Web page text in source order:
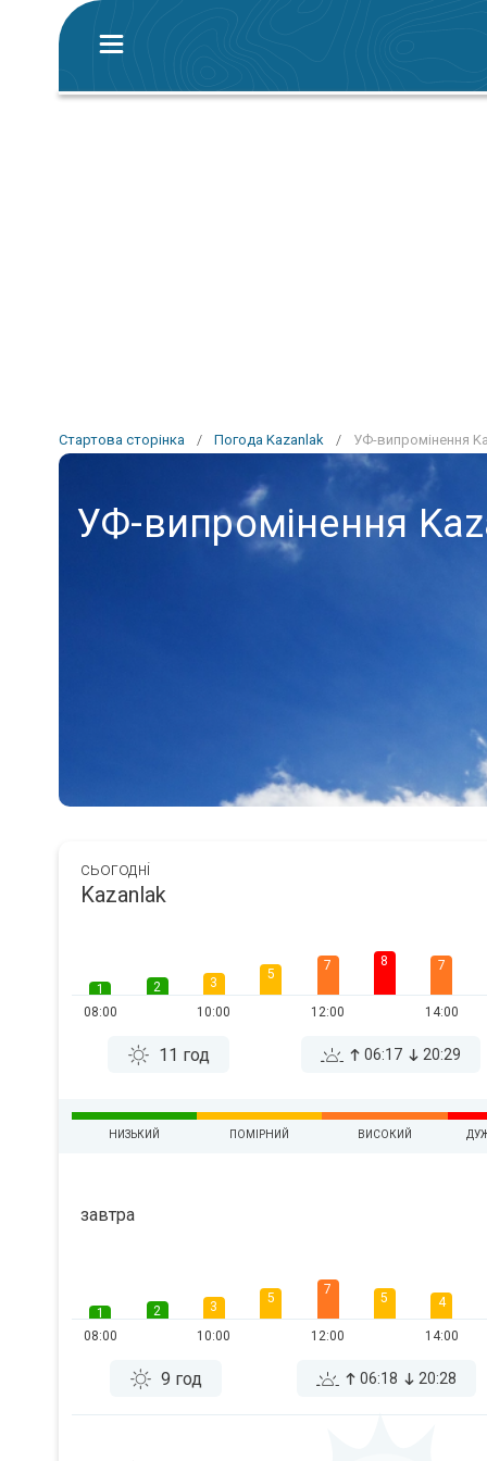
Стартова сторінка / Погода Kazanlak / УФ-випромінення
УФ-випромінення
сьогодні
Kazanlak
1
08:00
2
3
10:00
5
7
12:00
8 7
14:00
11 год 06:17 20:29
НИЗЬКИЙ ПОМІРНИЙ ВИСОКИЙ
завтра
1
08:00
2
3
10:00
5
7
12:00
5 4
14:00
9 год 06:18 20:28